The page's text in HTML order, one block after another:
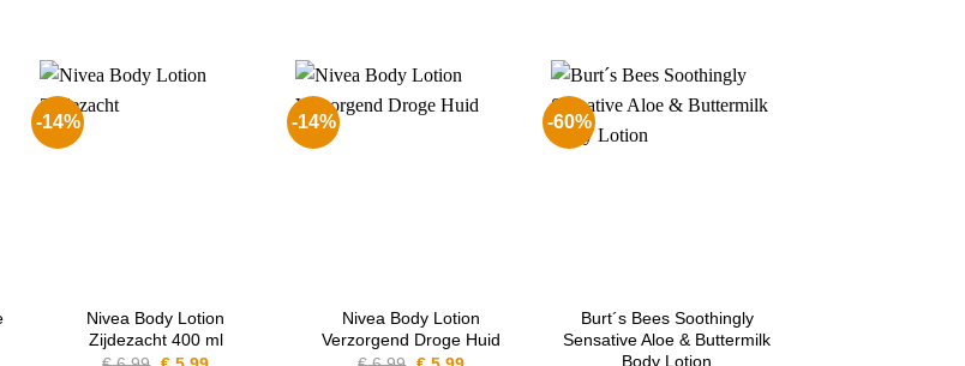
-14%
Nivea Body Lotion
Zijdezacht 400 ml
-14%
Nivea Body Lotion
Verzorgend Droge Huid
-60%
Burt´s Bees Soothingly
Sensative Aloe & Buttermilk
Body Lotion